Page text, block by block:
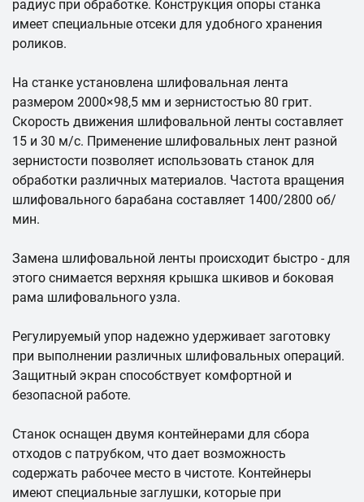
радиус при обработке. Конструкция опоры станка
имеет специальные отсеки для удобного хранения
роликов.
На станке установлена шлифовальная лента
размером 2000×98,5 мм и зернистостью 80 грит.
Скорость движения шлифовальной ленты составляет
15 и 30 м/с. Применение шлифовальных лент разной
зернистости позволяет использовать станок для
обработки различных материалов. Частота вращения
шлифовального барабана составляет 1400/2800 об/
мин.
Замена шлифовальной ленты происходит быстро - для
этого снимается верхняя крышка шкивов и боковая
рама шлифовального узла.
Регулируемый упор надежно удерживает заготовку
при выполнении различных шлифовальных операций.
Защитный экран способствует комфортной и
безопасной работе.
Станок оснащен двумя контейнерами для сбора
отходов с патрубком, что дает возможность
содержать рабочее место в чистоте. Контейнеры
имеют специальные заглушки, которые при